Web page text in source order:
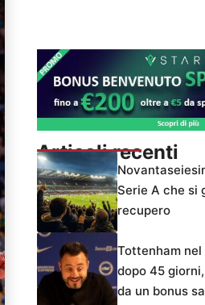
Articoli recenti
Serie A che si
recupero
Tottenham
dopo 45
da un bonus